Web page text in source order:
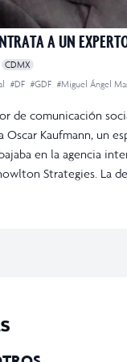
A UN
CDMX
#DF #GDF #Miguel Ángel
de comunicación
Oscar Kaufmann, un
en la agencia
Strategies. La